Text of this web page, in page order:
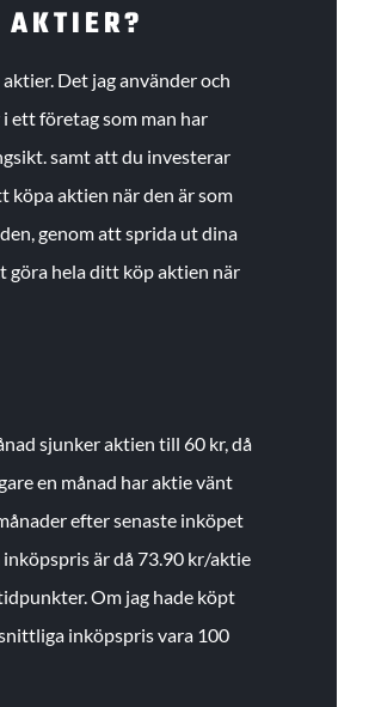
AKTIER?
Det jag använder och
ett företag som man har
samt att du investerar
aktien när den är som
genom att sprida ut dina
göra hela ditt köp aktien när
sjunker aktien till 60 kr, då
en månad har aktie vänt
efter senaste inköpet
är då 73.90 kr/aktie
Om jag hade köpt
inköpspris vara 100